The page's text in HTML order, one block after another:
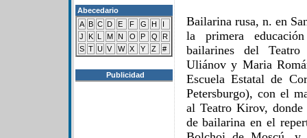
Abecedario
A B C D E F G H
I
J
K L M N O P Q
R
S T U V W X Y Z #
Publicidad
Bailarina rusa, n. en
la primera
bailarines del
Uliánov y Maria
Escuela Estatal de
Petersburgo), con el
al Teatro Kirov, donde
de bailarina en el